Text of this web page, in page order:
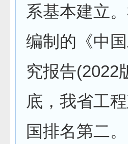
系基本建立
编制的《中
究报告(2022
底，我省工
国排名第二。